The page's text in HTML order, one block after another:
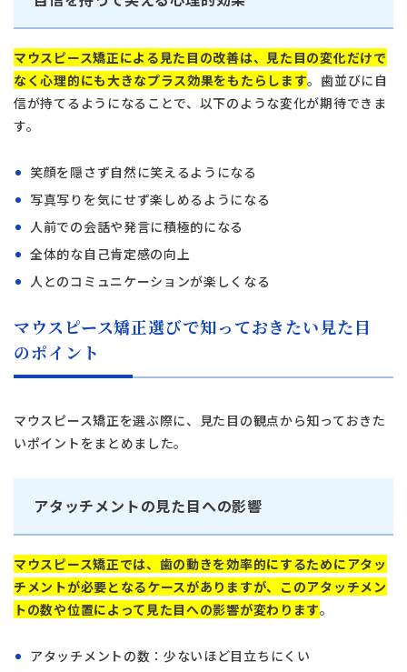
14:30〜18:00
日本歯科豊平
011-833-5500
月火水木金土 10:00〜13:30 /
日本歯科静岡
054-252-8148
14:30〜18:00
日本歯科名古屋
月火水金土 10:00〜13:30 /
14:30〜18:00
054-252-8148
月火水木金 10:00〜13:30 /
日本歯科札幌
日本歯科豊平
日本歯科静岡
日本歯科名古屋
静岡歯科
マウスピース矯正による見た目の改善は、見た目の変化だけで
なく心理的にも大きなプラス効果をもたらします。歯並びに自
信が持てるようになることで、以下のような変化が期待できま
す。
笑顔を隠さず自然に笑えるようになる
写真写りを気にせず楽しめるようになる
人前での会話や発言に積極的になる
全体的な自己肯定感の向上
人とのコミュニケーションが楽しくなる
マウスピース矯正選びで知っておきたい見た目
のポイント
マウスピース矯正を選ぶ際に、見た目の観点から知っておきた
いポイントをまとめました。
アタッチメントの見た目への影響
マウスピース矯正では、歯の動きを効率的にするためにアタッ
チメントが必要となるケースがありますが、このアタッチメン
トの数や位置によって見た目への影響が変わります。
アタッチメントの数：少ないほど目立ちにくい